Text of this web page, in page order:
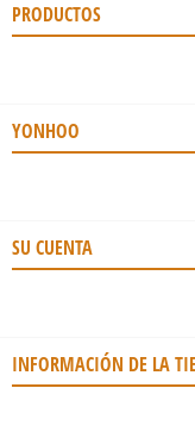
PRODUCTOS
YONHOO
SU CUENTA
INFORMACIÓN DE LA